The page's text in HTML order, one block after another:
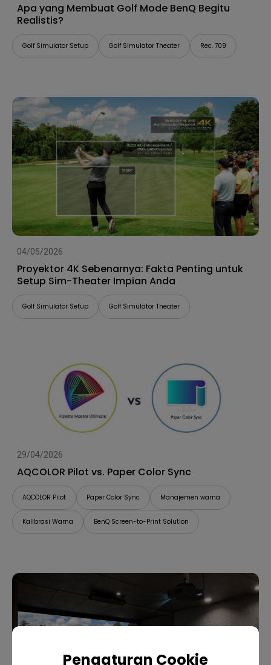
Pengaturan Cookie
Apa yang Membuat Golf Mode BenQ Begitu
Realistis?
Golf Simulator Setup Golf Simulator Theater Rec. 709
04/05/2026
Proyektor 4K Sebenarnya: Fakta Penting untuk
Setup Sim-Theater Impian Anda
Golf Simulator Setup Golf Simulator Theater
29/04/2026
AQCOLOR Pilot vs. Paper Color Sync
AQCOLOR Pilot Paper Color Sync Manajemen warna
Kalibrasi Warna BenQ Screen-to-Print Solution